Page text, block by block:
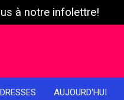
à notre infolettre!
AUJOURD'HUI